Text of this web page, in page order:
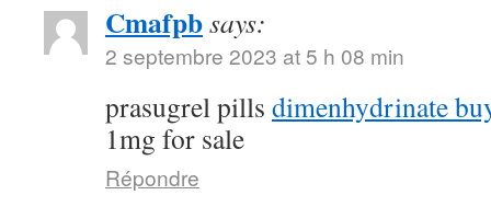
Cmafpbsays:
2 septembre 2023 at 5 h 08 min
prasugrel pills dimenhydrinate
1mg for sale
Répondre